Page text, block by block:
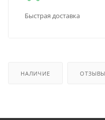
Быстрая доставка
НАЛИЧИЕ ОТЗЫВЫ